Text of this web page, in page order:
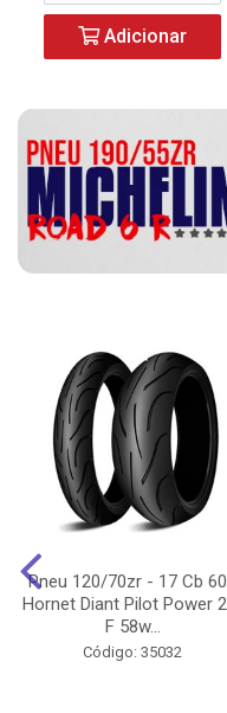
Adicionar
Pneu 120/70zr - 17 Cb
Hornet Diant Pilot Power
F 58w...
Código: 35032